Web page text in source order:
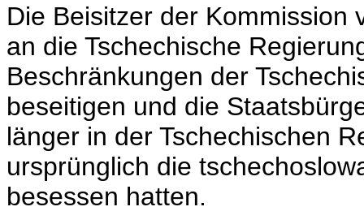
Die Beisitzer der Kommission
an die Tschechische
Beschränkungen der
beseitigen und die
länger in der Tschechischen
ursprünglich die
besessen hatten.